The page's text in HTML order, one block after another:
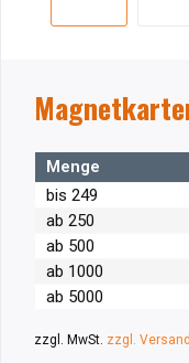
Menge
bis 249
ab 250
ab 500
ab 1000
ab 5000
zzgl. MwSt. zzgl.